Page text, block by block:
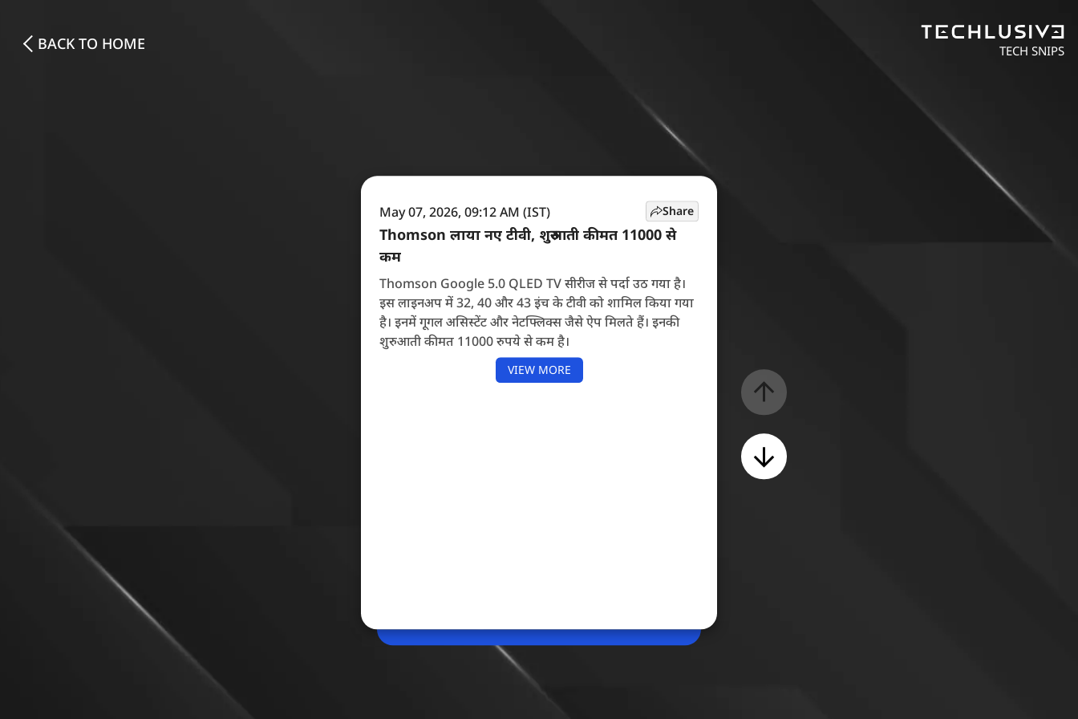
BACK TO HOME TECH SNIPS
May 07, 2026, 09:12 AM (IST)
Thomson लाया नए टीवी, शुरुआती कीमत 11000 से
कम
Thomson Google 5.0 QLED TV सीरीज से पर्दा उठ गया है।
इस लाइनअप में 32, 40 और 43 इंच के टीवी को शामिल किया गया
है। इनमें गूगल असिस्टेंट और नेटफ्लिक्स जैसे ऐप मिलते हैं। इनकी
शुरुआती कीमत 11000 रुपये से कम है।
VIEW MORE
Share
May 06, 2026, 04:02 PM (IST)
Vivo X300 Ultra और Vivo X300 FE भारत में लॉन्च,